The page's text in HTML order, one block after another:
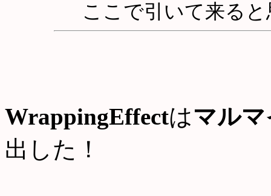
ここで引いて来る
WrappingEffectはマル
出した！